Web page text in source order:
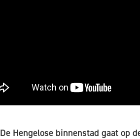
De Hengelose binnenstad gaat op